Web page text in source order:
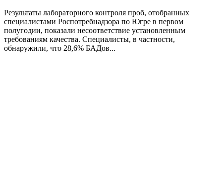
Результаты лабораторного контроля проб, отобранных
специалистами Роспотребнадзора по Югре в первом
полугодии, показали несоответствие установленным
требованиям качества. Специалисты, в частности,
обнаружили, что 28,6% БАДов...